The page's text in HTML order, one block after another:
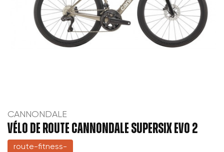
CANNONDALE
VÉLO DE ROUTE CANNONDALE SUPERSIX EVO 2
route-fitness-